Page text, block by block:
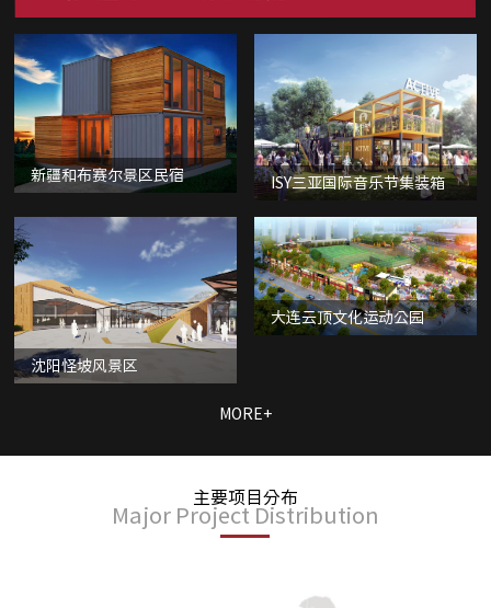
新疆和布赛尔景区民宿 ISY三亚国际音乐节集装箱
沈阳怪坡风景区
大连云顶文化运动公园
MORE+
主要项目分布
Major Project Distribution